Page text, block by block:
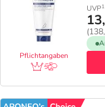
Pflichtangaben
UVP1